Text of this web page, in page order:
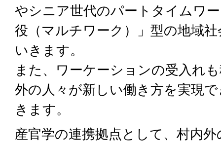
やシニア世代のパートタイムワ
役（マルチワーク）」型の地域
いきます。
また、ワーケーションの受入れ
外の人々が新しい働き方を実現
きます。
産官学の連携拠点として、村内